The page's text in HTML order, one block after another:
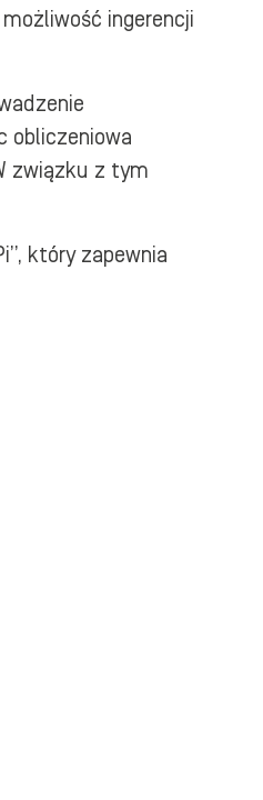
ingerencji
obliczeniowa
związku z tym
który zapewnia